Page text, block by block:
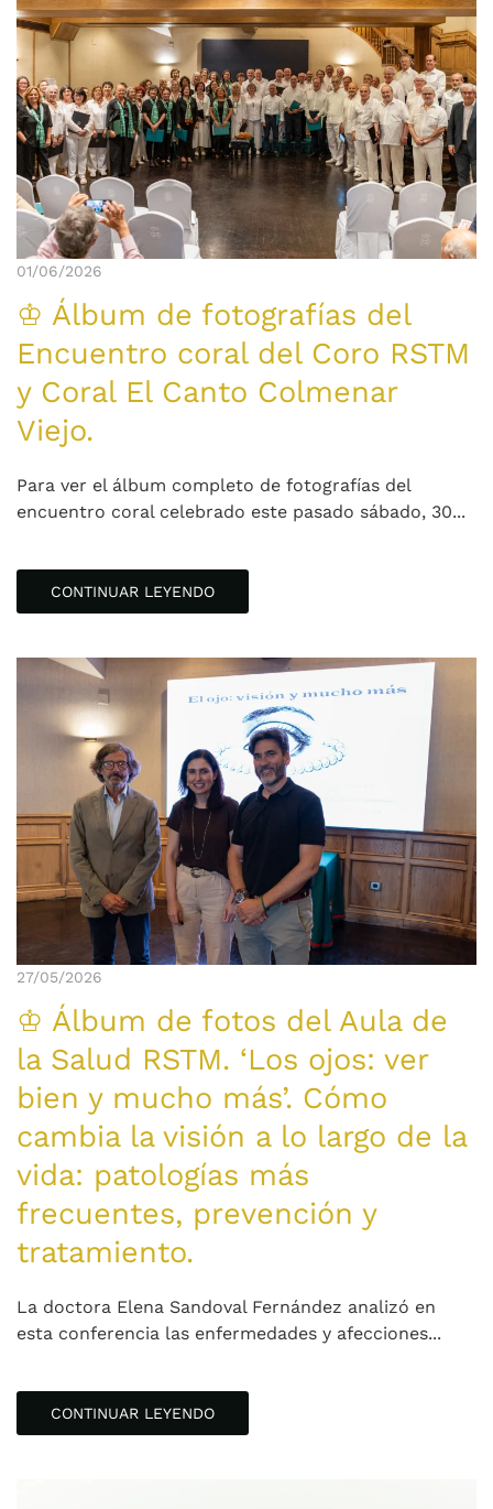
01/06/2026
♔ Álbum de fotografías del
Encuentro coral del Coro RSTM
y Coral El Canto Colmenar
Viejo.
Para ver el álbum completo de fotografías del
encuentro coral celebrado este pasado sábado, 30...
CONTINUAR LEYENDO
27/05/2026
♔ Álbum de fotos del Aula de
la Salud RSTM. ‘Los ojos: ver
bien y mucho más’. Cómo
cambia la visión a lo largo de la
vida: patologías más
frecuentes, prevención y
tratamiento.
La doctora Elena Sandoval Fernández analizó en
esta conferencia las enfermedades y afecciones...
CONTINUAR LEYENDO